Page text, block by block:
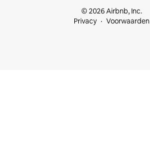
© 2026 Airbnb, Inc.
Privacy
Voorwaarden